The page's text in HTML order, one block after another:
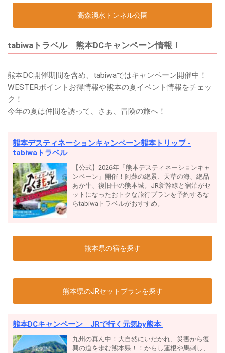
高森湧水トンネル公園
tabiwaトラベル 熊本DCキャンペーン情報！
熊本DC開催期間を含め、tabiwaではキャンペーン開催中！
WESTERポイントお得情報や熊本の夏イベント情報をチェッ
ク！
今年の夏は仲間を誘って、さぁ、冒険の旅へ！
熊本デスティネーションキャンペーン熊本トリップ -
tabiwaトラベル
【公式】2026年「熊本デスティネーションキャ
ンペーン」開催！阿蘇の絶景、天草の海、絶品
あか牛、復旧中の熊本城。JR新幹線と宿泊がセ
ットになったおトクな旅行プランを予約するな
らtabiwaトラベルがおすすめ。
熊本県の宿を探す
熊本県のJRセットプランを探す
熊本DCキャンペーン JRで行く元気by熊本
九州の真ん中！大自然にいだかれ、災害から復
興の道を歩む熊本県！！からし蓮根や馬刺し、